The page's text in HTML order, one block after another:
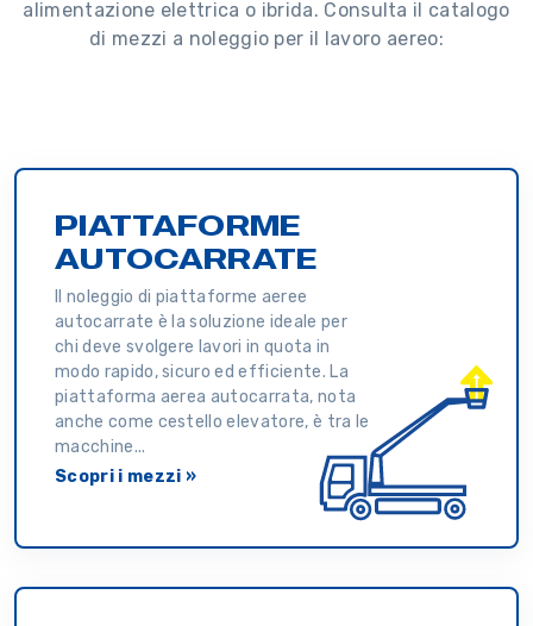
alimentazione elettrica o ibrida. Consulta il catalogo
di mezzi a noleggio per il lavoro aereo:
PIATTAFORME
AUTOCARRATE
Il noleggio di piattaforme aeree
autocarrate è la soluzione ideale per
chi deve svolgere lavori in quota in
modo rapido, sicuro ed efficiente. La
piattaforma aerea autocarrata, nota
anche come cestello elevatore, è tra le
macchine...
Scopri i mezzi »